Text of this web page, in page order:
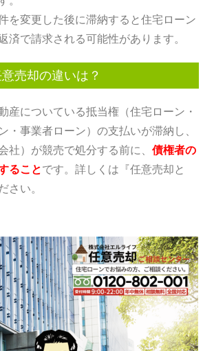
を変更した後に滞納すると住宅ローン
済で請求される可能性があります。
売却の違いは？
産についている抵当権（住宅ローン・
・事業者ローン）の支払いが滞納し、
社）が競売で処分する前に、 債権者の
ることです。詳しくは『任意売却と
さい。